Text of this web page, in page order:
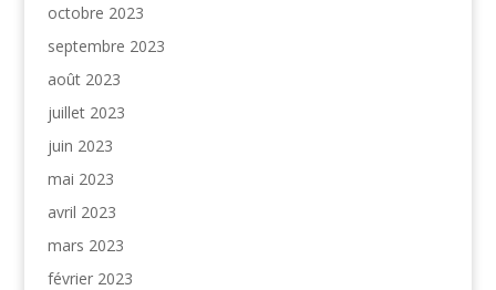
octobre 2023
septembre 2023
août 2023
juillet 2023
juin 2023
mai 2023
avril 2023
mars 2023
février 2023